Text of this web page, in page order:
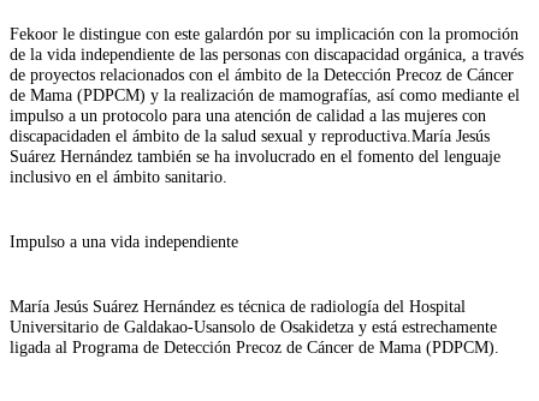
Fekoor le distingue con este galardón por su implicación con la promoción
de la vida independiente de las personas con discapacidad orgánica a través
de proyectos relacionados con el ámbito de la Detección Precoz de Cáncer
de Mama (PDPCM) y la realización de mamografías , así como mediante el
impulso a un protocolo para una atención de calidad a las mujeres con
discapacidaden el ámbito de la salud sexual y reproductiva. María Jesús
Suárez Hernández también se ha involucrado en el fomento del lenguaje
inclusivo en el ámbito sanitario.
Impulso a una vida independiente
María Jesús Suárez Hernández es técnica de radiología del Hospital
Universitario de Galdakao-Usansolo de Osakidetza y está estrechamente
ligada al Programa de Detección Precoz de Cáncer de Mama (PDPCM)